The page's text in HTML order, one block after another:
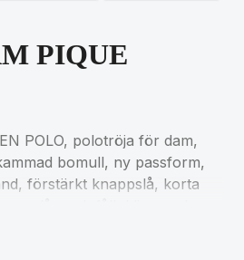
PIQUE
POLO, polotröja för dam,
bomull, ny passform,
förstärkt knappslå, korta
insidan av sidosömmen. För